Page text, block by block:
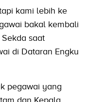
kami lebih ke
bakal kembali
saat
di Dataran Engku
pegawai yang
dan Kepala